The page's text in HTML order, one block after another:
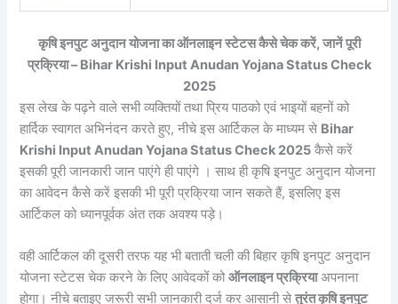
कृषि इनपुट अनुदान योजना का ऑनलाइन स्टेटस कैसे चेक करें, जानें पूरी
प्रक्रिया – Bihar Krishi Input Anudan Yojana Status Check
2025
इस लेख के पढ़ने वाले सभी व्यक्तियों तथा प्रिय पाठको एवं भाइयों बहनों को
हार्दिक स्वागत अभिनंदन करते हुए, नीचे इस आर्टिकल के माध्यम से Bihar
Krishi Input Anudan Yojana Status Check 2025 कैसे करें
इसकी पूरी जानकारी जान पाएंगे ही पाएंगे । साथ ही कृषि इनपुट अनुदान योजना
का आवेदन कैसे करें इसकी भी पूरी प्रक्रिया जान सकते हैं, इसलिए इस
आर्टिकल को ध्यानपूर्वक अंत तक अवश्य पड़े।
वही आर्टिकल की दूसरी तरफ यह भी बताती चली की बिहार कृषि इनपुट अनुदान
योजना स्टेटस चेक करने के लिए आवेदकों कोऑनलाइन प्रक्रियाअपनाना
होगा। नीचे बताइए जरूरी सभी जानकारी दर्ज कर आसानी सेतुरंत कृषि इनपुट